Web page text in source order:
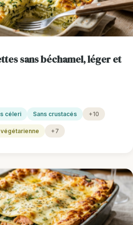
sans béchamel, léger et
céleri Sans crustacés +10
+7